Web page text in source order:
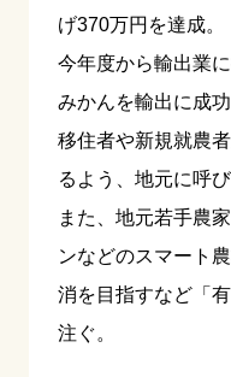
げ370万円を達成。
今年度から輸出業
みかんを輸出に成功
移住者や新規就農
るよう、地元に呼
また、地元若手農
ンなどのスマート
消を目指すなど「
注ぐ。